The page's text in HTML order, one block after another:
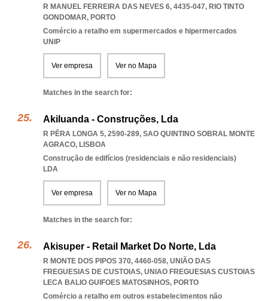
R MANUEL FERREIRA DAS NEVES 6, 4435-047, RIO TINTO
GONDOMAR, PORTO
Comércio a retalho em supermercados e hipermercados
UNIP
Ver empresa Ver no Mapa
Matches in the search for:
Akiluanda - Construções, Lda
R PÊRA LONGA 5, 2590-289, SAO QUINTINO SOBRAL MONTE
AGRACO, LISBOA
Construção de edifícios (residenciais e não residenciais)
LDA
Ver empresa Ver no Mapa
Matches in the search for:
Akisuper - Retail Market Do Norte, Lda
R MONTE DOS PIPOS 370, 4460-058, UNIÃO DAS
FREGUESIAS DE CUSTOIAS, UNIAO FREGUESIAS CUSTOIAS
LECA BALIO GUIFOES MATOSINHOS, PORTO
Comércio a retalho em outros estabelecimentos não